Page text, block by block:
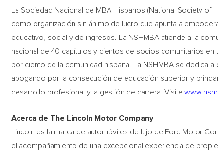
La Sociedad Nacional de MBA Hispanos (National Society of
como organización sin ánimo de lucro que apunta a
educativo, social y de ingresos. La NSHMBA atiende a la
nacional de 40 capítulos y cientos de socios comunitarios
por ciento de la comunidad hispana. La NSHMBA se dedica
abogando por la consecución de educación superior y
desarrollo profesional y la gestión de carrera. Visite
Acerca de The Lincoln Motor Company
Lincoln es la marca de automóviles de lujo de Ford Motor
el acompañamiento de una excepcional experiencia de